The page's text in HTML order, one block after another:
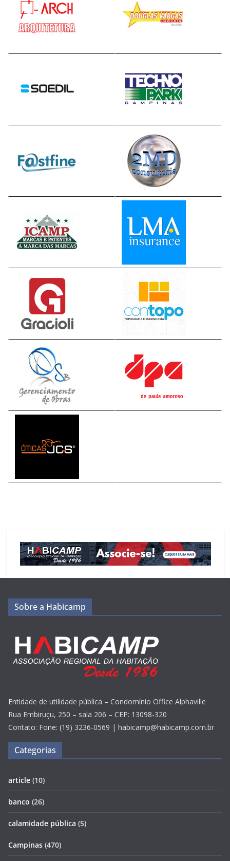
Sobre a Habicamp
Entidade de utilidade pública – Condomínio Office Alphaville
Rua Embiruçu, 250 – sala 206 – CEP: 13098-320
Contato: Fone: (19) 3236-0569 | habicamp@habicamp.com.br
Categorias
article (10)
banco (26)
calamidade pública (5)
Campinas (470)